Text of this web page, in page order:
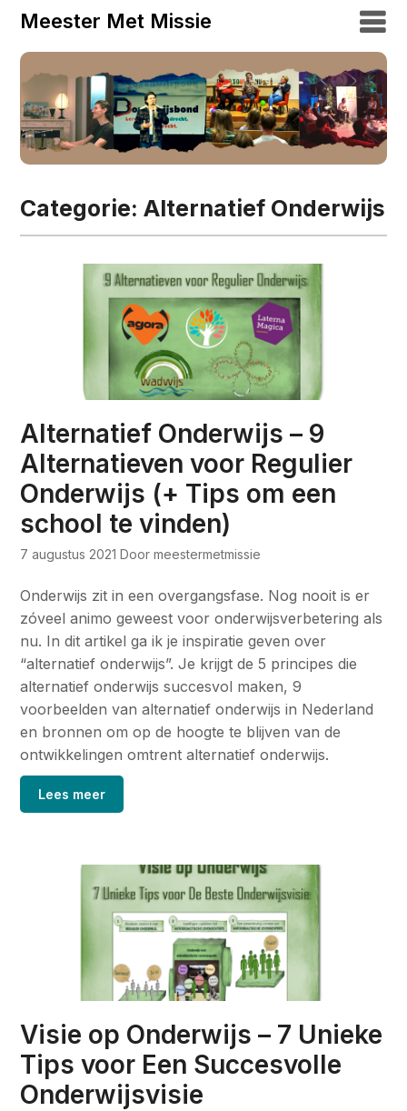
Meester Met Missie
Categorie:Alternatief Onderwijs
Alternatief Onderwijs – 9
Alternatieven voor Regulier
Onderwijs (+ Tips om een
school te vinden)
7 augustus 2021 Door meestermetmissie
Onderwijs zit in een overgangsfase. Nog nooit is er
zóveel animo geweest voor onderwijsverbetering als
nu. In dit artikel ga ik je inspiratie geven over
“alternatief onderwijs”. Je krijgt de 5 principes die
alternatief onderwijs succesvol maken, 9
voorbeelden van alternatief onderwijs in Nederland
en bronnen om op de hoogte te blijven van de
ontwikkelingen omtrent alternatief onderwijs.
Lees meer
Visie op Onderwijs – 7 Unieke
Tips voor Een Succesvolle
Onderwijsvisie